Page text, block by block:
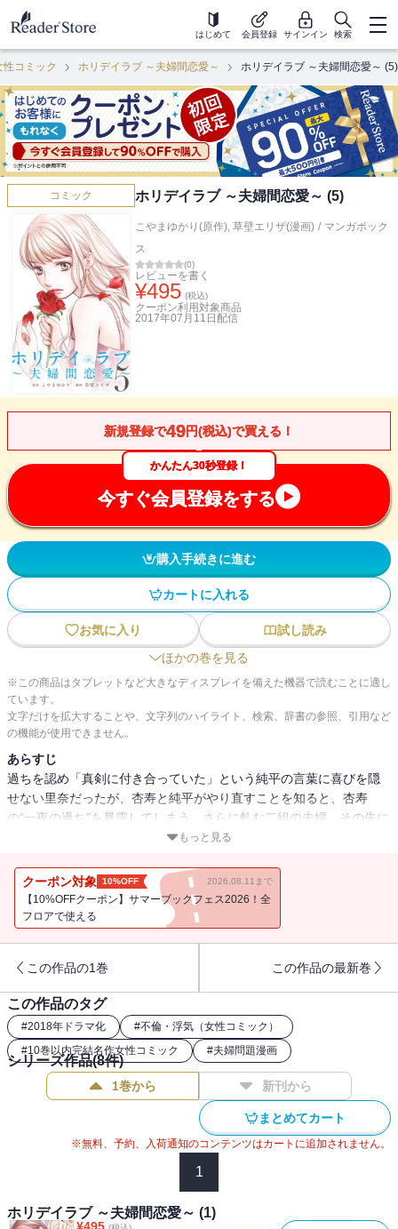
はじめて 会員登録 サインイン 検索
性コミック ホリデイラブ ～夫婦間恋愛～ ホリデイラブ ～夫婦間恋愛～ (5)
コミック ホリデイラブ ～夫婦間恋愛～ (5)
こやまゆかり(原作), 草壁エリザ(漫画) / マンガボック
ス
(0)
レビューを書く
¥495 (税込)
クーポン利用対象商品
2017年07月11日 配信
新規登録で49円(税込)で買える！
かんたん30秒登録！
今すぐ会員登録をする
購入手続きに進む
カートに入れる
お気に入り
試し読み
ほかの巻を見る
※この商品はタブレットなど大きなディスプレイを備えた機器で読むことに適し
ています。
文字だけを拡大することや、文字列のハイライト、検索、辞書の参照、引用など
の機能が使用できません。
あらすじ
過ちを認め「真剣に付き合っていた」という純平の言葉に喜びを隠
せない里奈だったが、杏寿と純平がやり直すことを知ると、杏寿
の“一夜の過ち”を暴露してしまう。さらに軋む二組の夫婦、その先に
もっと見る
クーポン対象 10%OFF 2026.08.11まで
【10%OFFクーポン】サマーブックフェス2026！全
フロアで使える
この作品の1巻 この作品の最新巻
この作品のタグ
#2018年ドラマ化 #不倫・浮気（女性コミック）
#10巻以内完結名作女性コミック #夫婦問題漫画
シリーズ作品(8件)
1巻から 新刊から
まとめてカート
※無料、予約、入荷通知のコンテンツはカートに追加されません。
1
ホリデイラブ ～夫婦間恋愛～ (1)